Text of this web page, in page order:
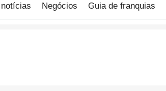
Negócios Guia de franquias